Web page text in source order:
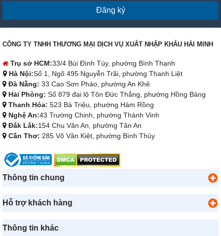
Đăng ký
CÔNG TY TNHH THƯƠNG MẠI DỊCH VỤ XUẤT NHẬP KHẨU HẢI MINH
Trụ sở HCM:33/4 Bùi Đình Túy, phường Bình Thạnh
Hà Nội:Số 1, Ngõ 495 Nguyễn Trãi, phường Thanh Liệt
Đà Nẵng: 33 Cao Sơn Pháo, phường An Khê
Hải Phòng: Số 879 đại lộ Tôn Đức Thắng, phường Hồng Bàng
Thanh Hóa: 523 Bà Triệu, phường Hàm Rồng
Nghệ An:43 Trường Chinh, phường Thành Vinh
Đắk Lắk:154 Chu Văn An, phường Tân An
Cần Thơ: 285 Võ Văn Kiệt, phường Bình Thủy
Thông tin chung
Hỗ trợ khách hàng
Thông tin khác